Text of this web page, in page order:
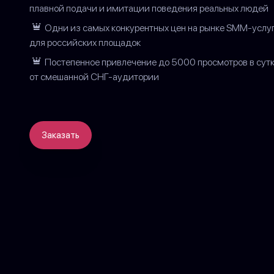
плавной подачи и имитации поведения реальных людей
Одни из самых конкурентных цен на рынке SMM-
для российских площадок
Постепенное привлечение до 5000 просмотров в
от смешанной СНГ-аудитории
Заказать